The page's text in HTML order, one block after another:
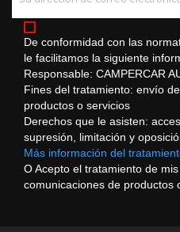
De conformidad con las
le facilitamos la siguiente
Responsable: CAMPERCAR
Fines del tratamiento: envío
productos o servicios
Derechos que le asisten:
supresión, limitación y
Más información del
O Acepto el tratamiento de
comunicaciones de productos